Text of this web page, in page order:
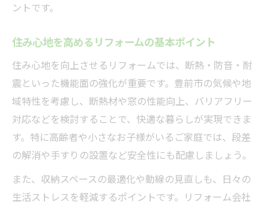
ントです。
住み心地を高めるリフォームの基本ポイント
住み心地を向上させるリフォームでは、断熱・防音・耐
震といった機能面の強化が重要です。豊前市の気候や地
域特性を考慮し、断熱材や窓の性能向上、バリアフリー
対応などを検討することで、快適な暮らしが実現できま
す。特に高齢者や小さなお子様がいるご家庭では、段差
の解消や手すりの設置など安全性にも配慮しましょう。
また、収納スペースの最適化や動線の見直しも、日々の
生活ストレスを軽減するポイントです。リフォーム会社